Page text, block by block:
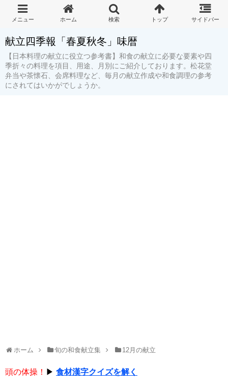
献立四季報「春夏秋冬」味暦
【日本料理の献立に役立つ参考書】和食の献立に必要な要素や四
季折々の料理を項目、用途、月別にご紹介しております。松花堂
弁当や茶懐石、会席料理など、毎月の献立作成や和食調理の参考
にされてはいかがでしょうか。
ホーム 旬の和食献立集 12月の献立
頭の体操！ ▶ 食材漢字クイズを解く